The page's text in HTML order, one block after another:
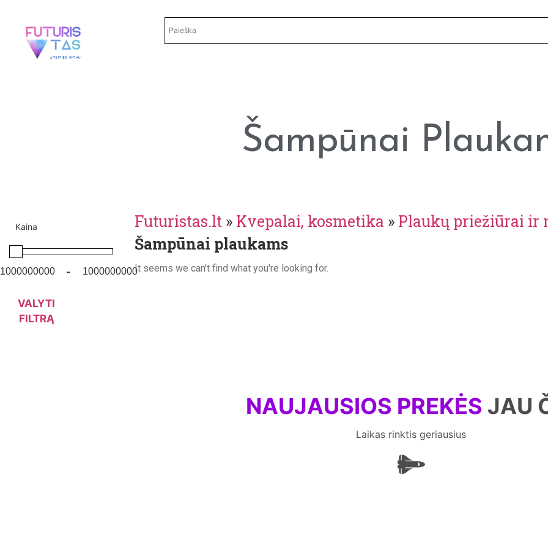
Šampūnai
Kaina
-
VALYTI
FILTRĄ
Futuristas.lt » Kvepalai, kosmetika » Plaukų priežiūrai ir
Šampūnai plaukams
It seems we can't find what you're looking for.
NAUJAUSIOS PREKĖS JAU
Laikas rinktis geriausius